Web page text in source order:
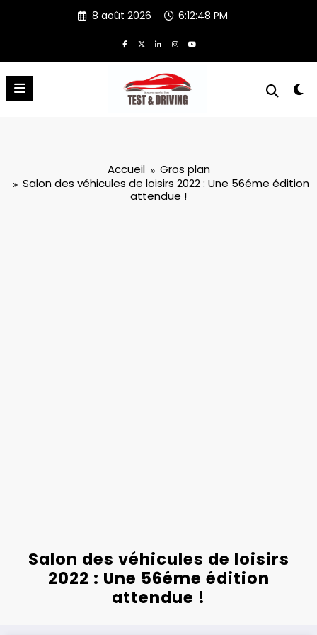
8 août 2026 6:12:49 PM
Accueil
Gros plan
Salon des véhicules de loisirs 2022 : Une 56éme édition
attendue !
Salon des véhicules de loisirs
2022 : Une 56éme édition
attendue !